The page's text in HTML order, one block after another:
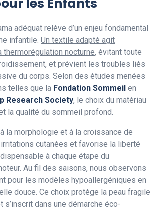
adéquat relève d’un enjeu fondamental
infantile. Un textile adapté agit
nocturne, évitant toute
et prévient les troubles liés
du corps. Selon des études menées
telles que la Fondation Sommeil en
Research Society, le choix du matériau
la qualité du sommeil profond.
la morphologie et à la croissance de
irritations cutanées et favorise la liberté
à chaque étape du
Au fil des saisons, nous observons
pour les modèles hypoallergéniques en
douce. Ce choix protège la peau fragile
s’inscrit dans une démarche éco-